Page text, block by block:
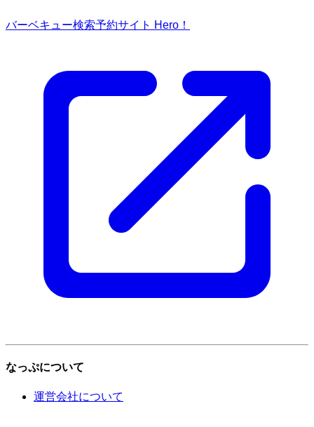
バーベキュー検索予約サイト Hero！
なっぷについて
運営会社について